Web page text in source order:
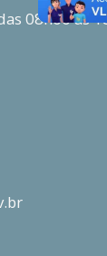
08h00 às